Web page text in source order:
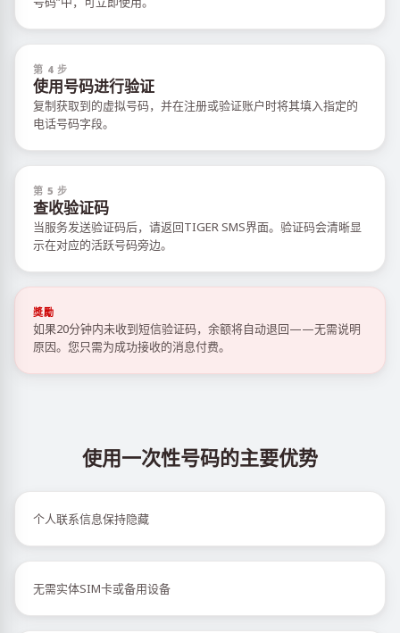
第 4 步
使用号码进行验证
复制获取到的虚拟号码，并在注册或验证账户时将其填入指定的
电话号码字段。
第 5 步
查收验证码
当服务发送验证码后，请返回TIGER SMS界面。验证码会清晰显
示在对应的活跃号码旁边。
獎勵
如果20分钟内未收到短信验证码，余额将自动退回——无需说明
原因。您只需为成功接收的消息付费。
使用一次性号码的主要优势
个人联系信息保持隐藏
无需实体SIM卡或备用设备